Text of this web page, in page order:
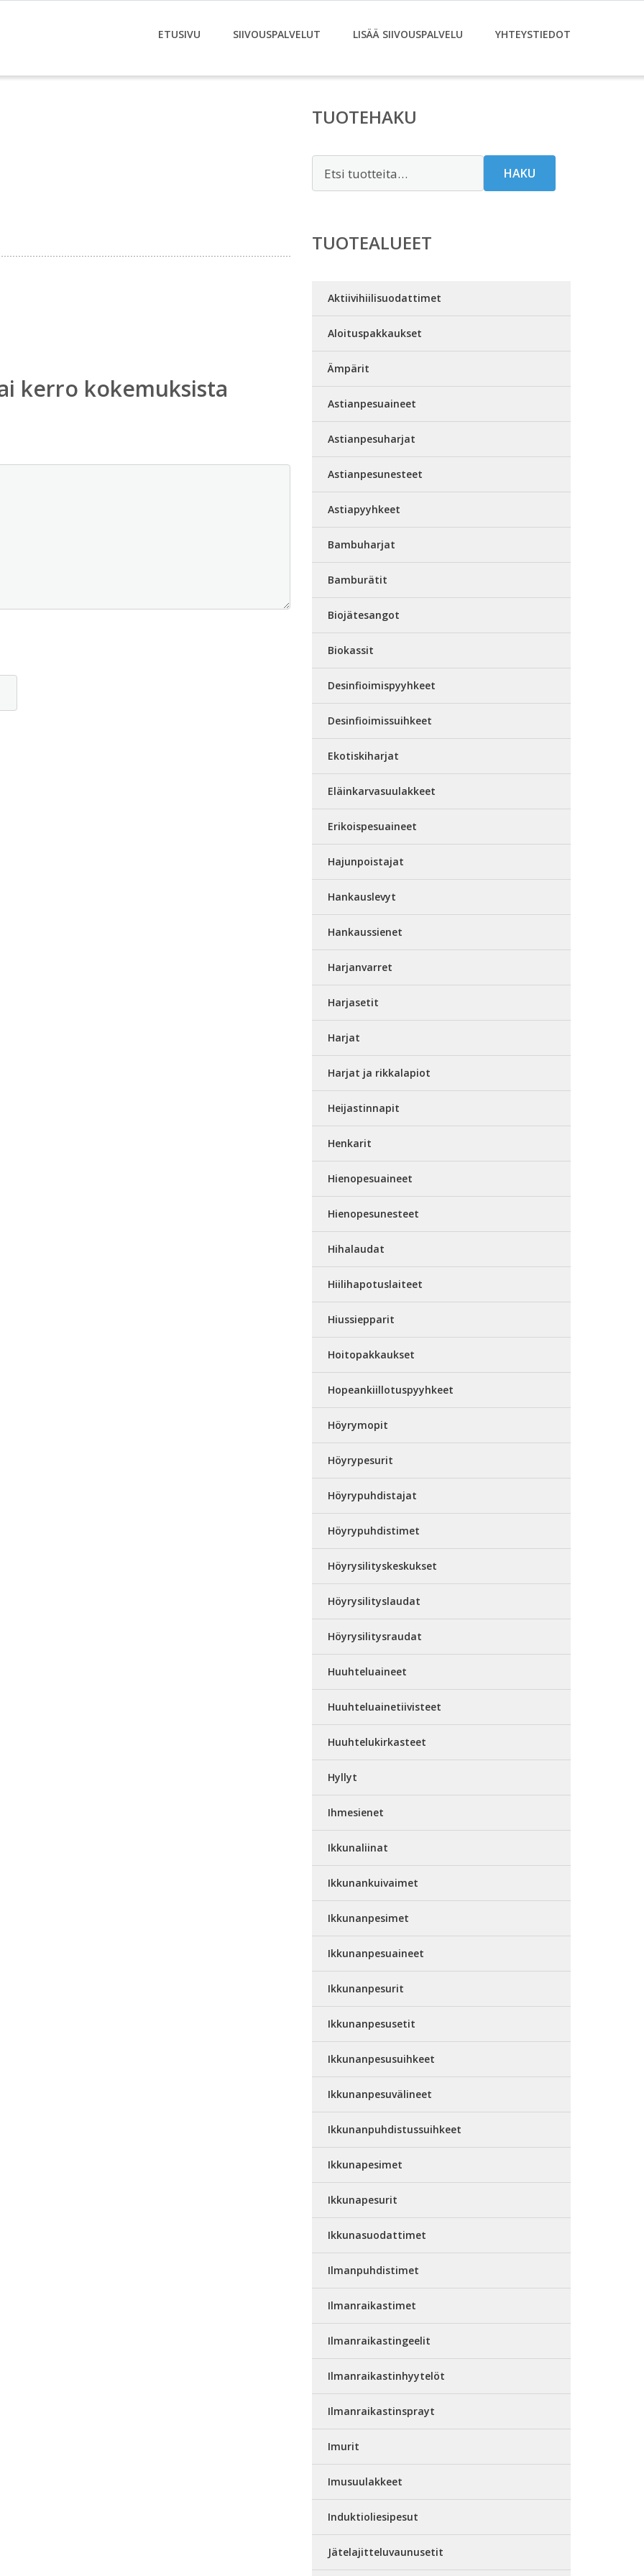
ETUSIVU SIIVOUSPALVELUT LISÄÄ SIIVOUSPALVELU YHTEYSTIEDOT
kerro kokemuksista
TUOTEHAKU
HAKU
TUOTEALUEET
Aktiivihiilisuodattimet
Aloituspakkaukset
Ämpärit
Astianpesuaineet
Astianpesuharjat
Astianpesunesteet
Astiapyyhkeet
Bambuharjat
Bamburätit
Biojätesangot
Biokassit
Desinfioimispyyhkeet
Desinfioimissuihkeet
Ekotiskiharjat
Eläinkarvasuulakkeet
Erikoispesuaineet
Hajunpoistajat
Hankauslevyt
Hankaussienet
Harjanvarret
Harjasetit
Harjat
Harjat ja rikkalapiot
Heijastinnapit
Henkarit
Hienopesuaineet
Hienopesunesteet
Hihalaudat
Hiilihapotuslaiteet
Hiussiepparit
Hoitopakkaukset
Hopeankiillotuspyyhkeet
Höyrymopit
Höyrypesurit
Höyrypuhdistajat
Höyrypuhdistimet
Höyrysilityskeskukset
Höyrysilityslaudat
Höyrysilitysraudat
Huuhteluaineet
Huuhteluainetiivisteet
Huuhtelukirkasteet
Hyllyt
Ihmesienet
Ikkunaliinat
Ikkunankuivaimet
Ikkunanpesimet
Ikkunanpesuaineet
Ikkunanpesurit
Ikkunanpesusetit
Ikkunanpesusuihkeet
Ikkunanpesuvälineet
Ikkunanpuhdistussuihkeet
Ikkunapesimet
Ikkunapesurit
Ikkunasuodattimet
Ilmanpuhdistimet
Ilmanraikastimet
Ilmanraikastingeelit
Ilmanraikastinhyytelöt
Ilmanraikastinsprayt
Imurit
Imusuulakkeet
Induktioliesipesut
Jätelajitteluvaunusetit